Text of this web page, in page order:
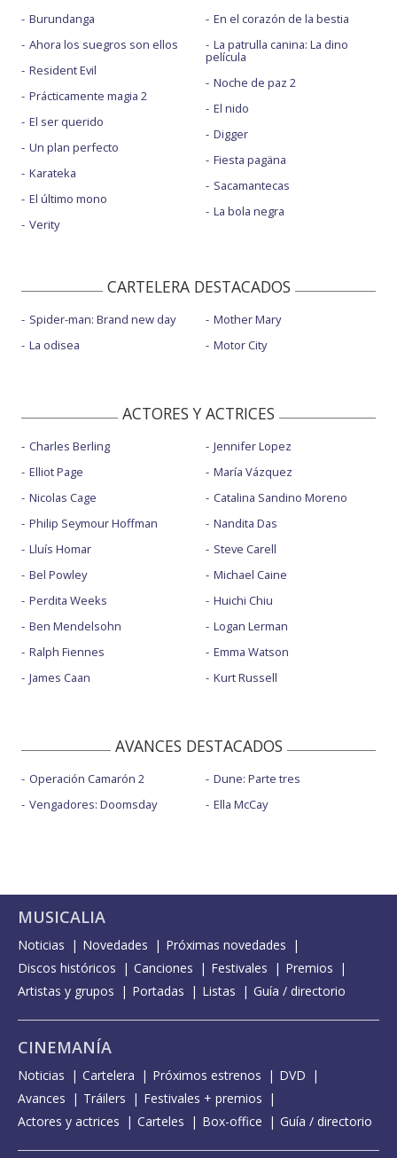
Burundanga
Ahora los suegros son ellos
Resident Evil
Prácticamente magia 2
El ser querido
Un plan perfecto
Karateka
El último mono
Verity
En el corazón de la bestia
La patrulla canina: La dino
película
Noche de paz 2
El nido
Digger
Fiesta pagäna
Sacamantecas
La bola negra
CARTELERA DESTACADOS
Spider-man: Brand new day
La odisea
Mother Mary
Motor City
ACTORES Y ACTRICES
Charles Berling
Elliot Page
Nicolas Cage
Philip Seymour Hoffman
Lluís Homar
Bel Powley
Perdita Weeks
Ben Mendelsohn
Ralph Fiennes
James Caan
Jennifer Lopez
María Vázquez
Catalina Sandino Moreno
Nandita Das
Steve Carell
Michael Caine
Huichi Chiu
Logan Lerman
Emma Watson
Kurt Russell
AVANCES DESTACADOS
Operación Camarón 2
Vengadores: Doomsday
Dune: Parte tres
Ella McCay
MUSICALIA
Noticias Novedades
Próximas novedades
Discos históricos
Canciones Festivales
Premios
Artistas y grupos
Portadas Listas Guía / directorio
CINEMANÍA
Noticias Cartelera Próximos estrenos
DVD
Avances
Tráilers
Festivales + premios
Actores y actrices
Carteles Box-office Guía / directorio